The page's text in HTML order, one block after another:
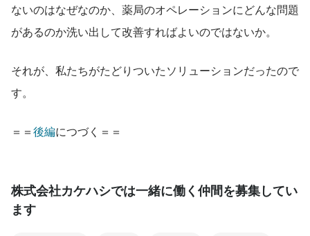
ないのはなぜなのか、薬局のオペレーションにどんな問題
があるのか洗い出して改善すればよいのではないか。
それが、私たちがたどりついたソリューションだったので
す。
＝＝後編につづく＝＝
株式会社カケハシでは一緒に働く仲間を募集してい
ます